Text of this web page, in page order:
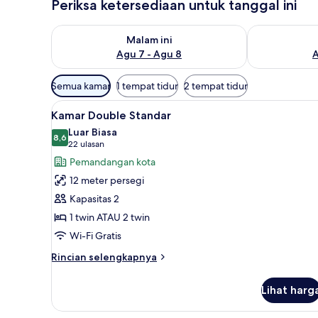
Periksa ketersediaan untuk tanggal ini
Malam ini
Agu 7 - Agu 8
Periksa ketersediaan untuk malam ini Agu 7 - Agu 8
Periksa
Filter
tersedia
untuk
kamar
Semua kamar 1 tempat tidur 2 tempat tidur
Lihat
semua
foto
untuk
Kamar
Double
Standar
Isi minibar gratis, brankas,
16
Kamar Double Standar
8,68,6 dari 10
Luar Biasa
22 ulasan
(22
ulasan)
Pemandangan kota
12 meter persegi
Kapasitas 2
1 twin ATAU 2 twin
Wi-Fi Gratis
Rincian selengkapnya
Rincian
Kamar
Lihat